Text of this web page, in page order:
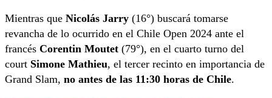
Mientras que Nicolás Jarry (16°) buscará tomarse
revancha de lo ocurrido en el Chile Open 2024 ante el
francés Corentin Moutet (79°), en el cuarto turno del
court Simone Mathieu, el tercer recinto en importancia de
Grand Slam, no antes de las 11:30 horas de Chile.